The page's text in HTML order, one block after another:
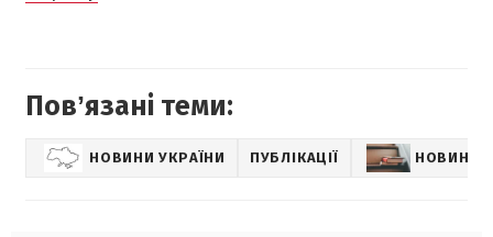
Повʼязані теми:
НОВИНИ УКРАЇНИ ПУБЛІКАЦІЇ НОВИНИ